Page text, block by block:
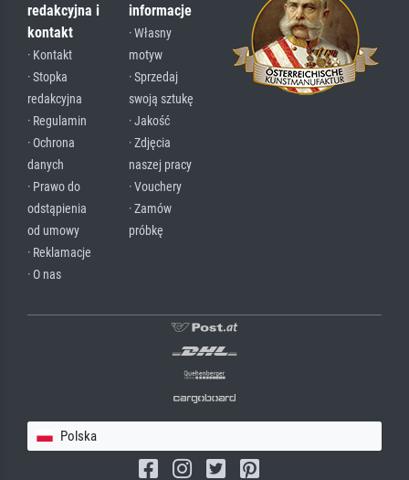
redakcyjna i
kontakt
· Kontakt
· Stopka
redakcyjna
· Regulamin
· Ochrona
danych
· Prawo do
odstąpienia
od umowy
· Reklamacje
· O nas
informacje
· Własny
motyw
· Sprzedaj
swoją sztukę
· Jakość
· Zdjęcia
naszej pracy
· Vouchery
· Zamów
próbkę
Polska